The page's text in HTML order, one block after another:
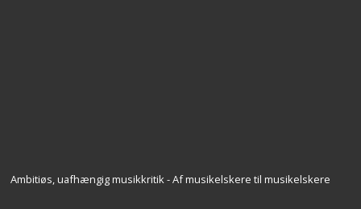
Ambitiøs, uafhængig musikkritik - Af musikelskere til musikelskere